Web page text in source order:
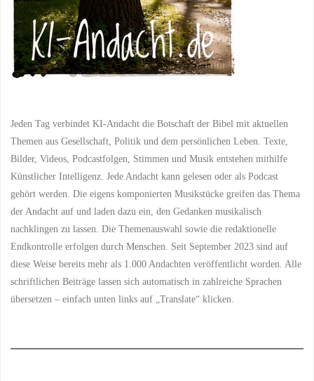
einer
Welt
voller
Jeden Tag verbindet KI-Andacht die Botschaft der Bibel mit aktuellen
Themen aus Gesellschaft, Politik und dem persönlichen Leben. Texte,
Bilder, Videos, Podcastfolgen, Stimmen und Musik entstehen mithilfe
Künstlicher Intelligenz. Jede Andacht kann gelesen oder als Podcast
gehört werden. Die eigens komponierten Musikstücke greifen das Thema
der Andacht auf und laden dazu ein, den Gedanken musikalisch
nachklingen zu lassen. Die Themenauswahl sowie die redaktionelle
Endkontrolle erfolgen durch Menschen. Seit September 2023 sind auf
diese Weise bereits mehr als 1.000 Andachten veröffentlicht worden. Alle
schriftlichen Beiträge lassen sich automatisch in zahlreiche Sprachen
übersetzen – einfach unten links auf „Translate“ klicken.